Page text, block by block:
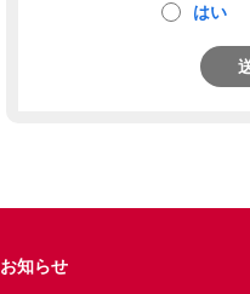
はい
お知らせ